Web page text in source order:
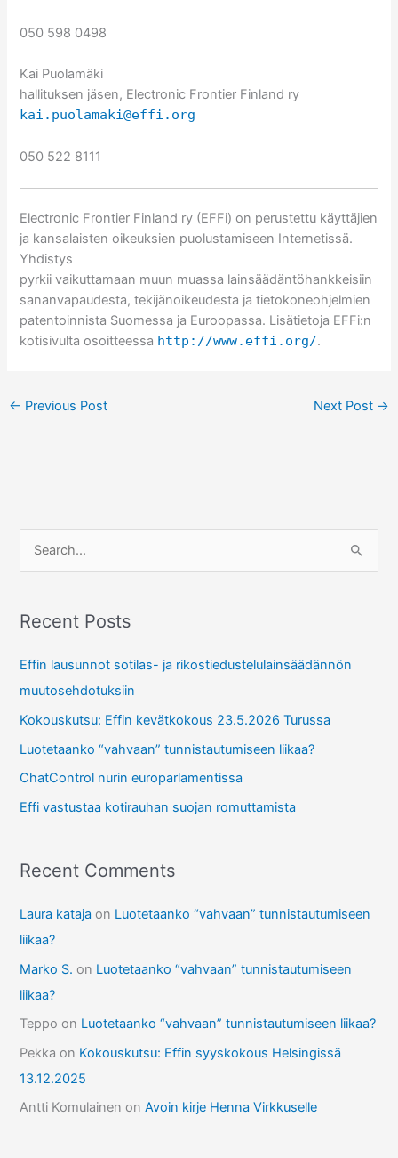
050 598 0498
Kai Puolamäki
hallituksen jäsen, Electronic Frontier Finland ry
kai.puolamaki@effi.org
050 522 8111
Electronic Frontier Finland ry (EFFi) on perustettu käyttäjien
ja kansalaisten oikeuksien puolustamiseen Internetissä.
Yhdistys
pyrkii vaikuttamaan muun muassa lainsäädäntöhankkeisiin
sananvapaudesta, tekijänoikeudesta ja tietokoneohjelmien
patentoinnista Suomessa ja Euroopassa. Lisätietoja EFFi:n
kotisivulta osoitteessa http://www.effi.org/.
← Previous Post Next Post →
r
h
f
o
r
:
Recent Posts
Effin lausunnot sotilas- ja rikostiedustelulainsäädännön
muutosehdotuksiin
Kokouskutsu: Effin kevätkokous 23.5.2026 Turussa
Luotetaanko “vahvaan” tunnistautumiseen liikaa?
ChatControl nurin europarlamentissa
Effi vastustaa kotirauhan suojan romuttamista
Recent Comments
Laura kataja on Luotetaanko “vahvaan” tunnistautumiseen
liikaa?
Marko S. on Luotetaanko “vahvaan” tunnistautumiseen
liikaa?
Teppo on Luotetaanko “vahvaan” tunnistautumiseen liikaa?
Pekka on Kokouskutsu: Effin syyskokous Helsingissä
13.12.2025
Antti Komulainen onAvoin kirje Henna Virkkuselle